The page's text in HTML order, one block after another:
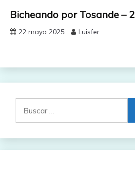
Bicheando por Tosande –
22 mayo 2025 Luisfer